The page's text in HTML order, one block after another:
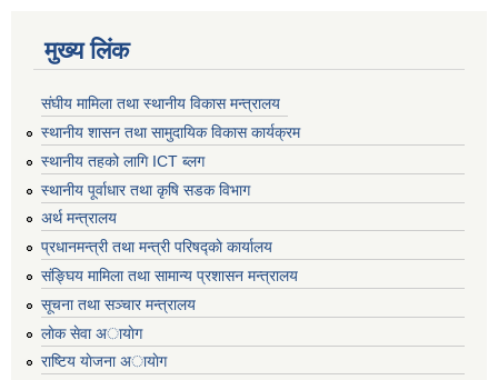
मुख्य लिंक
संघीय मामिला तथा स्थानीय विकास मन्त्रालय
स्थानीय शासन तथा सामुदायिक विकास कार्यक्रम
स्थानीय तहको लागि ICT ब्लग
स्थानीय पूर्वाधार तथा कृषि सडक विभाग
अर्थ मन्त्रालय
प्रधानमन्त्री तथा मन्त्री परिषद्काे कार्यालय
संङ्घिय मामिला तथा सामान्य प्रशासन मन्त्रालय
सूचना तथा सञ्चार मन्त्रालय
लाेक सेवा अायाेग
राष्टिय याेजना अायाेग